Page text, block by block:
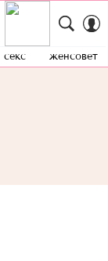
секс женсовет